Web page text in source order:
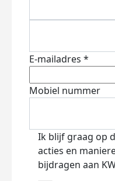
E-mailadres *
Mobiel nummer
Ik blijf graag op
acties en
bijdragen aan